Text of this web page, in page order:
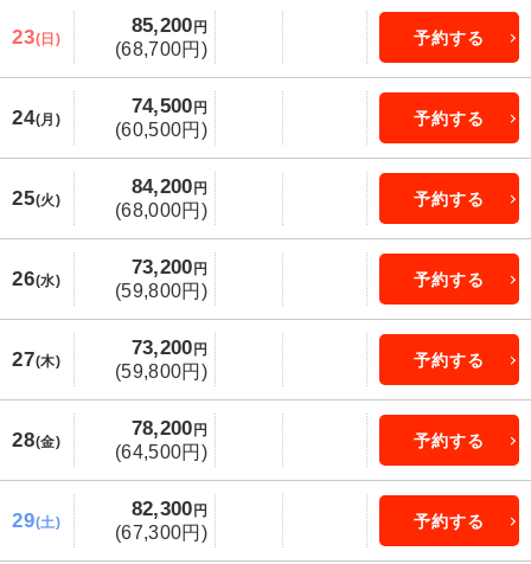
23(日)
85,200 円
(68,700円)
予約する
24(月)
74,500 円
(60,500円)
予約する
25(火)
84,200 円
(68,000円)
予約する
26(水)
73,200 円
(59,800円)
予約する
27(木)
73,200 円
(59,800円)
予約する
28(金)
78,200 円
(64,500円)
予約する
29(土)
82,300 円
(67,300円)
予約する